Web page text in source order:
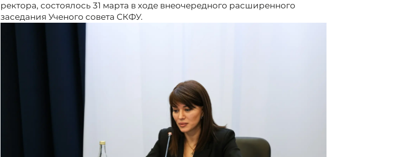
ректора, состоялось 31 марта в ходе внеочередного расширенного
заседания Ученого совета СКФУ.